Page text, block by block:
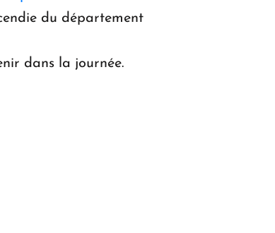
du département
dans la journée.